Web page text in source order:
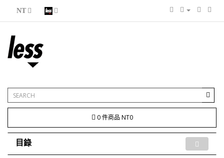
NT
0 件商品 NT0
目錄